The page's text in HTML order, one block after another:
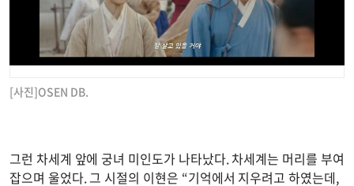
[사진]OSEN DB.
그런 차세계 앞에 궁녀 미인도가 나타났다. 차세계는 머리를 부여
잡으며 울었다. 그 시절의 이현은 “기억에서 지우려고 하였는데,